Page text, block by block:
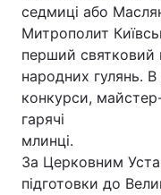
седмиці або
Митрополит
перший святковий
народних гулянь.
конкурси,
гарячі
млинці.
За Церковним
підготовки до